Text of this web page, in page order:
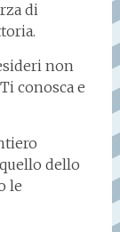
di
non
conosca e
dello
le